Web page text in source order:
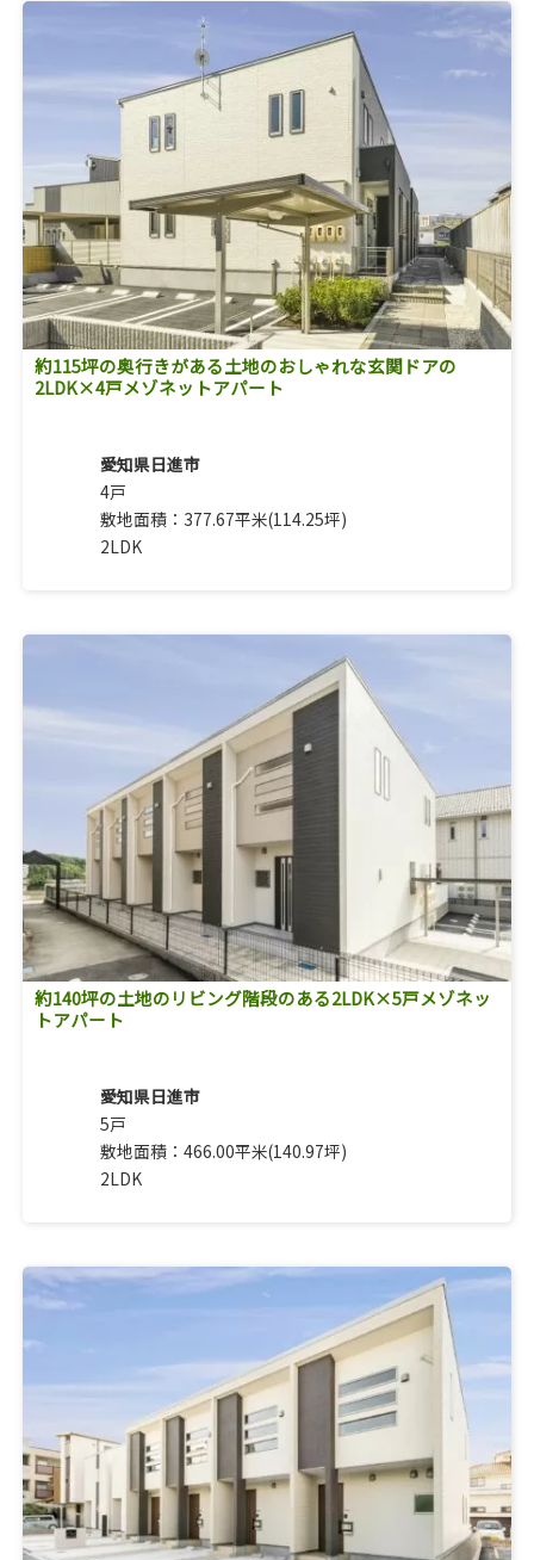
約115坪の奥行きがある土地のおしゃれな玄関ドアの
2LDK×4戸メゾネットアパート
愛知県日進市
4戸
敷地面積：377.67平米(114.25坪)
2LDK
約140坪の土地のリビング階段のある2LDK×5戸メゾネッ
トアパート
愛知県日進市
5戸
敷地面積：466.00平米(140.97坪)
2LDK